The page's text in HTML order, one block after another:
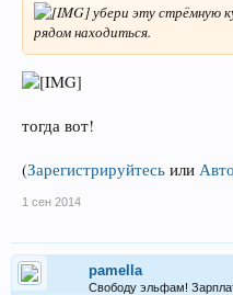
убери эту стрёмную
рядом находиться.
тогда вот!
(Зарегистрируйтесь или
1 сен 2014
pamella
Свободу эльфам!